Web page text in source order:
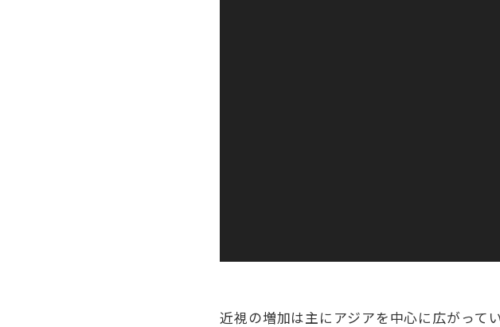
近視の増加は主にアジアを中心に広がって